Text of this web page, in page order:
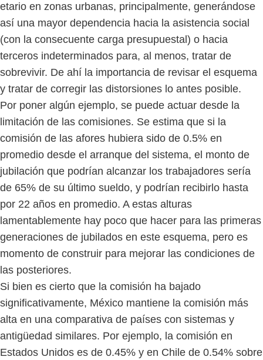
etario en zonas urbanas, principalmente, generándose
así una mayor dependencia hacia la asistencia social
(con la consecuente carga presupuestal) o hacia
terceros indeterminados para, al menos, tratar de
sobrevivir. De ahí la importancia de revisar el esquema
y tratar de corregir las distorsiones lo antes posible.
Por poner algún ejemplo, se puede actuar desde la
limitación de las comisiones. Se estima que si la
comisión de las afores hubiera sido de 0.5% en
promedio desde el arranque del sistema, el monto de
jubilación que podrían alcanzar los trabajadores sería
de 65% de su último sueldo, y podrían recibirlo hasta
por 22 años en promedio. A estas alturas
lamentablemente hay poco que hacer para las primeras
generaciones de jubilados en este esquema, pero es
momento de construir para mejorar las condiciones de
las posteriores.
Si bien es cierto que la comisión ha bajado
significativamente, México mantiene la comisión más
alta en una comparativa de países con sistemas y
antigüedad similares. Por ejemplo, la comisión en
Estados Unidos es de 0.45% y en Chile de 0.54% sobre